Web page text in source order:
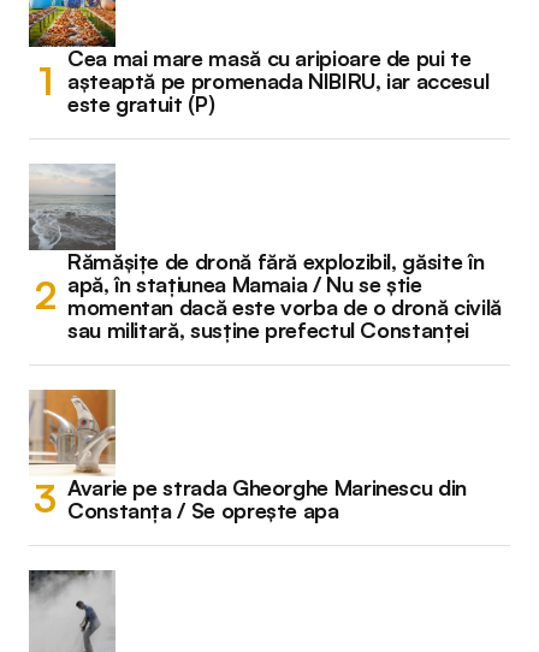
Cea mai mare masă cu aripioare de pui te
așteaptă pe promenada NIBIRU, iar accesul
este gratuit (P)
Rămășițe de dronă fără explozibil, găsite în
apă, în stațiunea Mamaia / Nu se știe
momentan dacă este vorba de o dronă civilă
sau militară, susține prefectul Constanței
Avarie pe strada Gheorghe Marinescu din
Constanța / Se oprește apa